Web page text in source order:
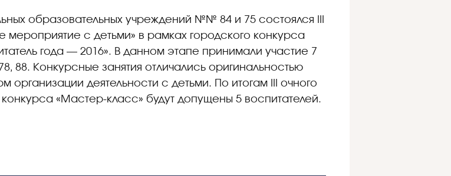
образовательных учреждений №№ 84 и 75 состоялся III
мероприятие с детьми» в рамках городского конкурса
года — 2016». В данном этапе принимали участие 7
88. Конкурсные занятия отличались оригинальностью
деятельности с детьми. По итогам III очного
«Мастер-класс» будут допущены 5 воспитателей.